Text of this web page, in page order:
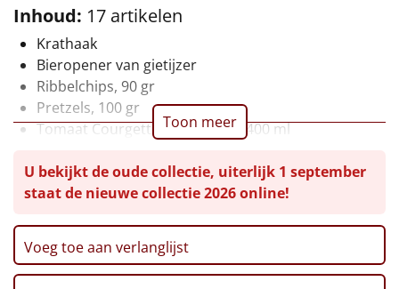
Vrouwen
Duurzaam
Goedkope
Uniek
Inhoud: 17 artikelen
Krathaak
Bieropener van gietijzer
Ribbelchips, 90 gr
Pretzels, 100 gr
Tomaat Courgettesoep veggie, 400 ml
Borrelmix, 180 gr
Kaaspuntjes, 140 gr
Goudse kaas koekjes, 75 gr
Zweedse broodjes, 150 gr
Toon meer
U bekijkt de oude collectie, uiterlijk 1 september
staat de nieuwe collectie 2026 online!
Voeg toe aan verlanglijst